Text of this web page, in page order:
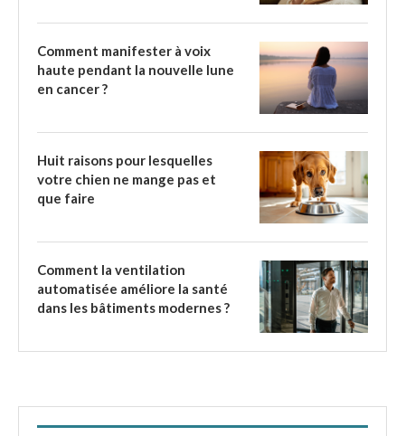
Comment manifester à voix
haute pendant la nouvelle lune
en cancer ?
Huit raisons pour lesquelles
votre chien ne mange pas et
que faire
Comment la ventilation
automatisée améliore la santé
dans les bâtiments modernes ?